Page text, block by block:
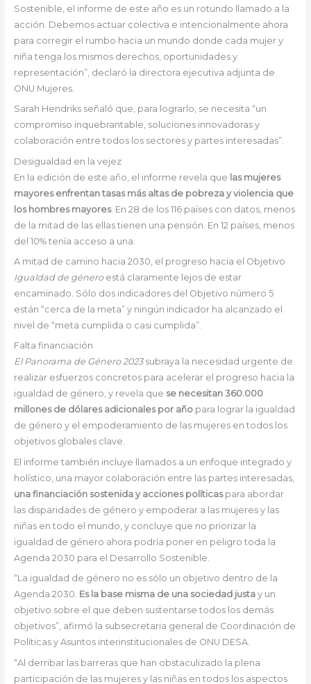
Sostenible, el informe de este año es un rotundo llamado a la
acción. Debemos actuar colectiva e intencionalmente ahora
para corregir el rumbo hacia un mundo donde cada mujer y
niña tenga los mismos derechos, oportunidades y
representación”, declaró la directora ejecutiva adjunta de
ONU Mujeres.
Sarah Hendriks señaló que, para lograrlo, se necesita “un
compromiso inquebrantable, soluciones innovadoras y
colaboración entre todos los sectores y partes interesadas”.
Desigualdad en la vejez
En la edición de este año, el informe revela que las mujeres
mayores enfrentan tasas más altas de pobreza y violencia que
los hombres mayores. En 28 de los 116 países con datos, menos
de la mitad de las ellas tienen una pensión. En 12 países, menos
del 10% tenía acceso a una.
A mitad de camino hacia 2030, el progreso hacia el Objetivo
Igualdad de géneroestá claramente lejos de estar
encaminado. Sólo dos indicadores del Objetivo número 5
están “cerca de la meta” y ningún indicador ha alcanzado el
nivel de “meta cumplida o casi cumplida”.
Falta financiación
El Panorama de Género 2023subraya la necesidad urgente de
realizar esfuerzos concretos para acelerar el progreso hacia la
igualdad de género, y revela que se necesitan 360.000
millones de dólares adicionales por añopara lograr la igualdad
de género y el empoderamiento de las mujeres en todos los
objetivos globales clave.
El informe también incluye llamados a un enfoque integrado y
holístico, una mayor colaboración entre las partes interesadas,
una financiación sostenida y acciones políticaspara abordar
las disparidades de género y empoderar a las mujeres y las
niñas en todo el mundo, y concluye que no priorizar la
igualdad de género ahora podría poner en peligro toda la
Agenda 2030 para el Desarrollo Sostenible.
“La igualdad de género no es sólo un objetivo dentro de la
Agenda 2030. Es la base misma de una sociedad justay un
objetivo sobre el que deben sustentarse todos los demás
objetivos”, afirmó la subsecretaria general de Coordinación de
Políticas y Asuntos interinstitucionales de ONU DESA.
“Al derribar las barreras que han obstaculizado la plena
participación de las mujeres y las niñas en todos los aspectos